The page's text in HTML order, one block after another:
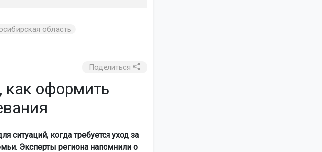
область
Поделиться
как оформить
ситуаций, когда требуется уход за
Эксперты региона напомнили о